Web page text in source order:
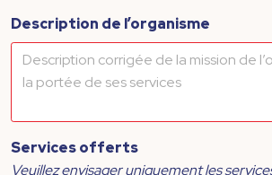
Description de l’organisme
Services offerts
Veuillez envisager uniquement les